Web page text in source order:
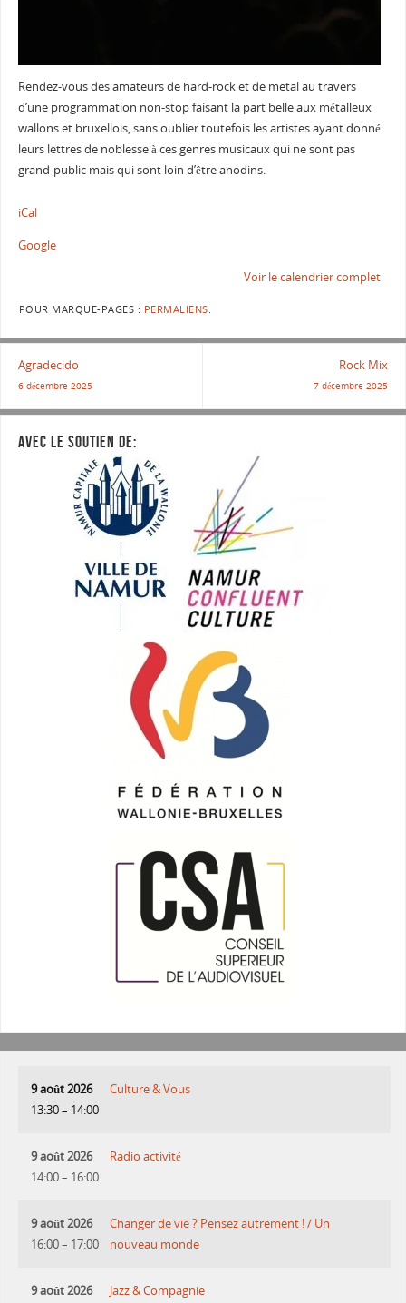
Rendez-vous des amateurs de hard-rock et de metal au travers
d’une programmation non-stop faisant la part belle aux métalleux
wallons et bruxellois, sans oublier toutefois les artistes ayant donné
leurs lettres de noblesse à ces genres musicaux qui ne sont pas
grand-public mais qui sont loin d’être anodins.
iCal
Google
Voir le calendrier complet
POUR MARQUE-PAGES : PERMALIENS.
Agradecido
6 décembre 2025
Rock Mix
7 décembre 2025
AVEC LE SOUTIEN DE:
9 août 2026
13:30– 14:00
Culture & Vous
9 août 2026
14:00– 16:00
Radio activité
9 août 2026
16:00– 17:00
Changer de vie ? Pensez autrement ! / Un
nouveau monde
9 août 2026 Jazz & Compagnie